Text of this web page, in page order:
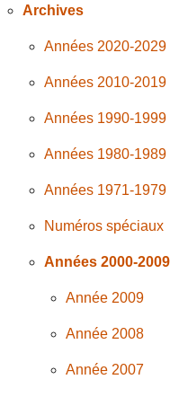
Archives
Années 2020-2029
Années 2010-2019
Années 1990-1999
Années 1980-1989
Années 1971-1979
Numéros spéciaux
Années 2000-2009
Année 2009
Année 2008
Année 2007